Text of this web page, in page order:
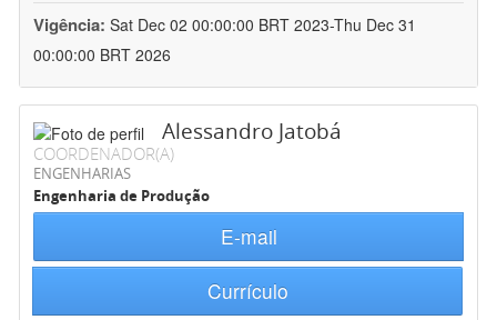
Vigência: Sat Dec 02 00:00:00 BRT 2023-Thu Dec 31
00:00:00 BRT 2026
Alessandro Jatobá
COORDENADOR(A)
ENGENHARIAS
Engenharia de Produção
E-mail
Currículo